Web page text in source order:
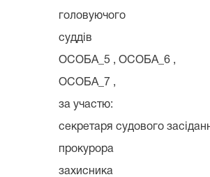
головуючого
суддів
ОСОБА_5 , ОСОБА_6 ,
ОСОБА_7 ,
за участю:
секретаря судового
прокурора
захисника